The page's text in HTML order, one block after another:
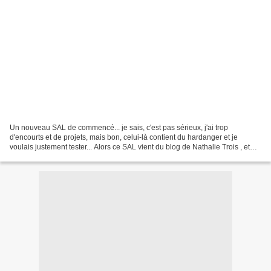
Un nouveau SAL de commencé... je sais, c'est pas sérieux, j'ai trop
d'encourts et de projets, mais bon, celui-là contient du hardanger et je
voulais justement tester... Alors ce SAL vient du blog de Nathalie Trois , et